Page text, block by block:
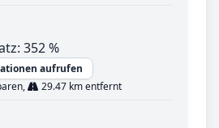
352 %
aufrufen
29.47 km entfernt